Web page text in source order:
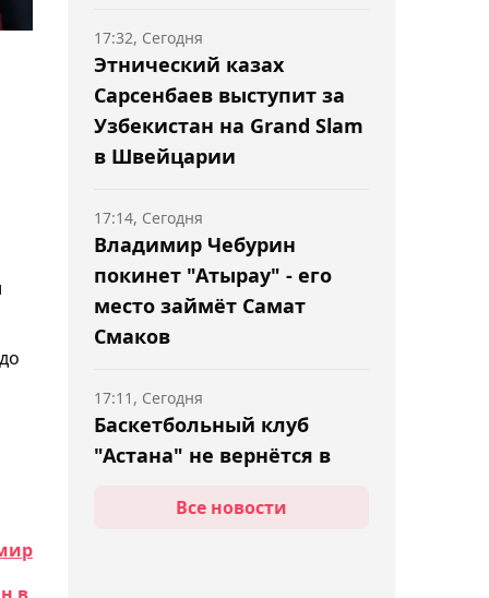
в
Этнический казах
Сарсенбаев выступит за
Узбекистан на Grand Slam
в Швейцарии
17:32, Сегодня
Владимир Чебурин
покинет "Атырау" - его
место займёт Самат
Смаков
17:14, Сегодня
Баскетбольный клуб
"Астана" не вернётся в
17:11, Сегодня
Все новости